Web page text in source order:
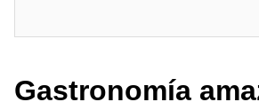
Gastronomía